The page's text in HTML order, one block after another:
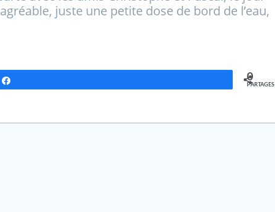
juste une petite dose de bord de l’eau,
0
PARTAGES